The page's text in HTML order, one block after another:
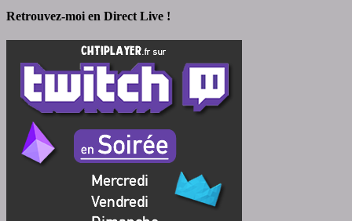
Retrouvez-moi en Direct Live !